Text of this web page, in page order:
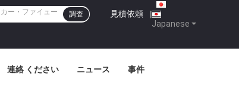
Japanese
見積依頼 |
調査
連絡 ください ニュース 事件